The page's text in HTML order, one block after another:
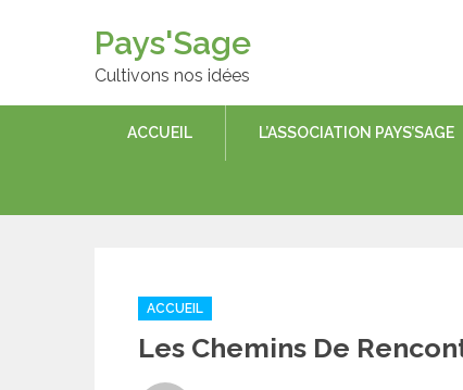
Pays'Sage
Cultivons nos idées
ACCUEIL L’ASSOCIATION PAYS’SAGE
Categories
ACCUEIL
Les Chemins De